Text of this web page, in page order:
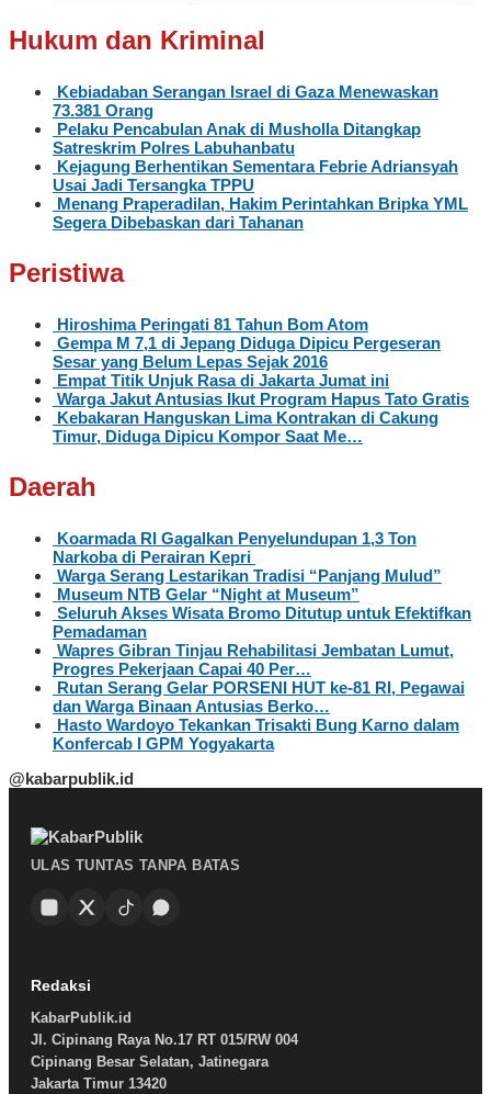
Hukum dan Kriminal
Kebiadaban Serangan Israel di Gaza Menewaskan
73.381 Orang
Pelaku Pencabulan Anak di Musholla Ditangkap
Satreskrim Polres Labuhanbatu
Kejagung Berhentikan Sementara Febrie Adriansyah
Usai Jadi Tersangka TPPU
Menang Praperadilan, Hakim Perintahkan Bripka YML
Segera Dibebaskan dari Tahanan
Peristiwa
Hiroshima Peringati 81 Tahun Bom Atom
Gempa M 7,1 di Jepang Diduga Dipicu Pergeseran
Sesar yang Belum Lepas Sejak 2016
Empat Titik Unjuk Rasa di Jakarta Jumat ini
Warga Jakut Antusias Ikut Program Hapus Tato Gratis
Kebakaran Hanguskan Lima Kontrakan di Cakung
Timur, Diduga Dipicu Kompor Saat Me…
Daerah
Koarmada RI Gagalkan Penyelundupan 1,3 Ton
Narkoba di Perairan Kepri
Warga Serang Lestarikan Tradisi “Panjang Mulud”
Museum NTB Gelar “Night at Museum”
Seluruh Akses Wisata Bromo Ditutup untuk Efektifkan
Pemadaman
Wapres Gibran Tinjau Rehabilitasi Jembatan Lumut,
Progres Pekerjaan Capai 40 Per…
Rutan Serang Gelar PORSENI HUT ke-81 RI, Pegawai
dan Warga Binaan Antusias Berko…
Hasto Wardoyo Tekankan Trisakti Bung Karno dalam
Konfercab I GPM Yogyakarta
@kabarpublik.id
ULAS TUNTAS TANPA BATAS
Redaksi
KabarPublik.id
Jl. Cipinang Raya No.17 RT 015/RW 004
Cipinang Besar Selatan, Jatinegara
Jakarta Timur 13420